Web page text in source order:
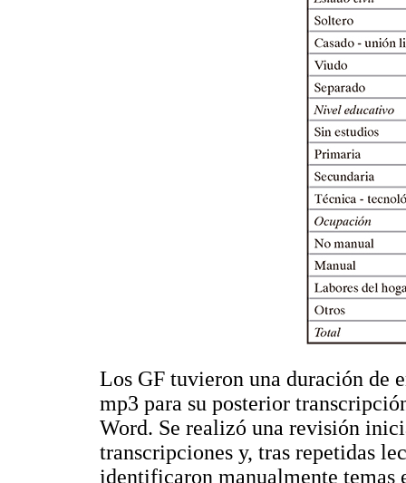
Los GF tuvieron una duración de
mp3 para su posterior
Word. Se realizó una revisión
transcripciones y, tras repetidas
identificaron manualmente temas